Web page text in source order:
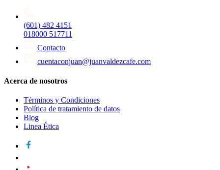
(601) 482 4151
018000 517711
Contacto
cuentaconjuan@juanvaldezcafe.com
Acerca de nosotros
Términos y Condiciones
Política de tratamiento de datos
Blog
Linea Ética